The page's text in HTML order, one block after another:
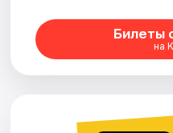
Билеты
на